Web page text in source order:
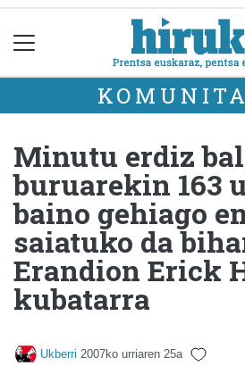
Minutu erdiz
buruarekin 163
baino gehiago
saiatuko da
Erandion Erick
kubatarra
Ukberri 2007ko urriaren 25a